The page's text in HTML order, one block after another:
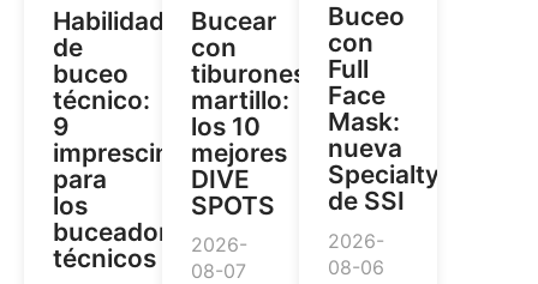
Habilidades
de
buceo
técnico:
9
imprescindibles
para
los
buceadores
técnicos
Bucear
con
tiburones
martillo:
los 10
mejores
DIVE
SPOTS
2026-
08-07
Buceo
con
Full
Face
Mask:
nueva
Specialty
de SSI
2026-
08-06